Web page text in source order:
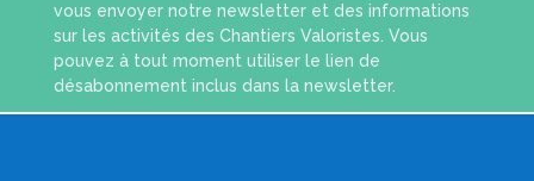
vous envoyer notre newsletter et des informations
sur les activités des Chantiers Valoristes. Vous
pouvez à tout moment utiliser le lien de
désabonnement inclus dans la newsletter.